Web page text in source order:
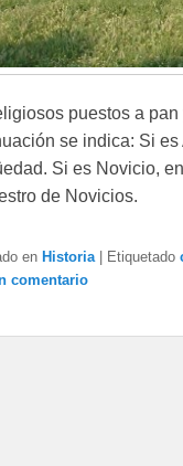
puestos a
se indica: Si
Si es Novicio,
de Novicios.
en Historia | Etiquetado
comentario